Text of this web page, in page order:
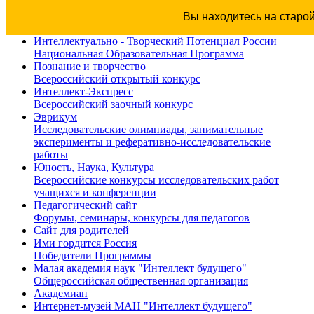
Вы находитесь на
Интеллектуально - Творческий Потенциал России
Национальная Образовательная Программа
Познание и творчество
Всероссийский открытый конкурс
Интеллект-Экспресс
Всероссийский заочный конкурс
Эврикум
Исследовательские олимпиады, занимательные
эксперименты и реферативно-исследовательские
работы
Юность, Наука, Культура
Всероссийские конкурсы исследовательских работ
учащихся и конференции
Педагогический сайт
Форумы, семинары, конкурсы для педагогов
Сайт для родителей
Ими гордится Россия
Победители Программы
Малая академия наук "Интеллект будущего"
Общероссийская общественная организация
Академиан
Интернет-музей МАН "Интеллект будущего"